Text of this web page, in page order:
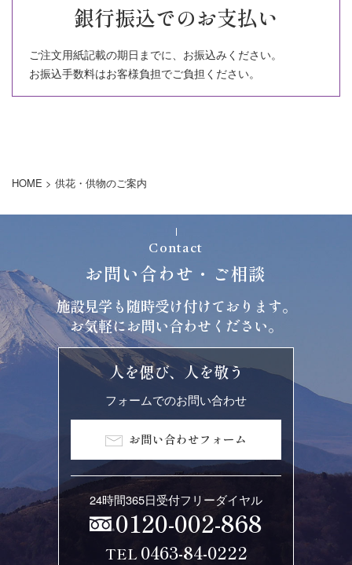
銀行振込でのお支払い
ご注文用紙記載の期日までに、お振込みください。
お振込手数料はお客様負担でご負担ください。
HOME > 供花・供物のご案内
Contact
お問い合わせ・ご相談
施設見学も随時受け付けております。
お気軽にお問い合わせください。
人を偲び、人を敬う
フォームでのお問い合わせ
お問い合わせフォーム
24時間365日受付フリーダイヤル
0120-002-868
TEL 0463-84-0222